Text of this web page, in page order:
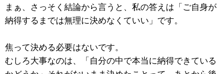
まぁ、さっそく結論から言うと、私の答えは「ご自身が
納得するまでは無理に決めなくていい」です。
焦って決める必要はないです。
むしろ大事なのは、「自分の中で本当に納得できている